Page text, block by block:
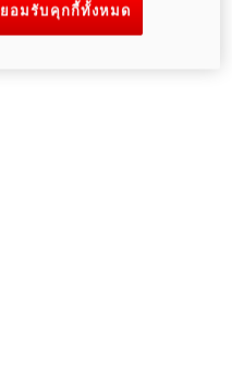
ยอมรับคุกกี้ทั้งหมด